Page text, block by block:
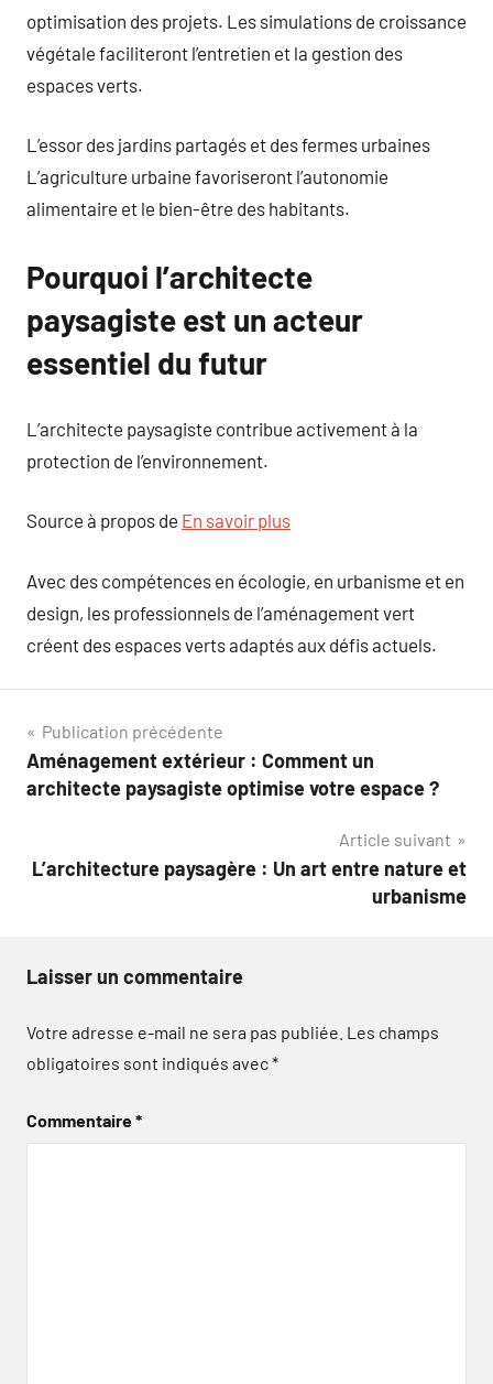
optimisation des projets. Les simulations de croissance
végétale faciliteront l’entretien et la gestion des
espaces verts.
L’essor des jardins partagés et des fermes urbaines
L’agriculture urbaine favoriseront l’autonomie
alimentaire et le bien-être des habitants.
Pourquoi l’architecte
paysagiste est un acteur
essentiel du futur
L’architecte paysagiste contribue activement à la
protection de l’environnement.
Source à propos de En savoir plus
Avec des compétences en écologie, en urbanisme et en
design, les professionnels de l’aménagement vert
créent des espaces verts adaptés aux défis actuels.
Navigation
de
Publication précédente
Aménagement extérieur : Comment un
architecte paysagiste optimise votre espace ?
Article suivant
L’architecture paysagère : Un art entre nature et
urbanisme
Laisser un commentaire
Votre adresse e-mail ne sera pas publiée. Les champs
obligatoires sont indiqués avec*
Commentaire*